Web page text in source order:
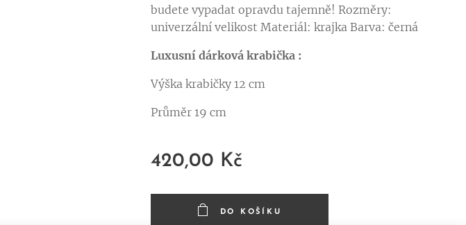
budete vypadat opravdu tajemně! Rozměry:
univerzální velikost Materiál: krajka Barva: černá
Luxusní dárková krabička :
Výška krabičky 12 cm
Průměr 19 cm
420,00 Kč
DO KOŠÍKU